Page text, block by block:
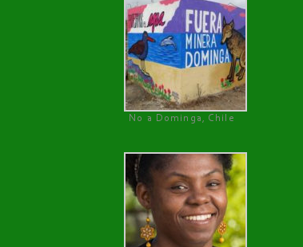
No a Dominga, Chile